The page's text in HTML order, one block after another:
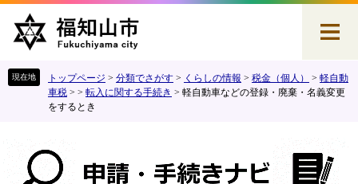
。
て
本
文
トップページ > 分類でさがす > くらしの情報 > 税金（個人） > 軽自動
車税 > > 転入に関する手続き > 軽自動車などの登録・廃棄・名義変更
をするとき